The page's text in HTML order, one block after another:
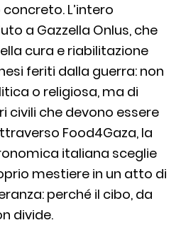
L’intero
a Gazzella Onlus, che
cura e riabilitazione
feriti dalla guerra: non
o religiosa, ma di
civili che devono essere
Food4Gaza, la
italiana sceglie
mestiere in un atto di
perché il cibo, da
divide.